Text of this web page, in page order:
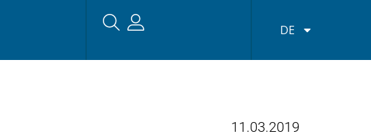
DE
11.03.2019